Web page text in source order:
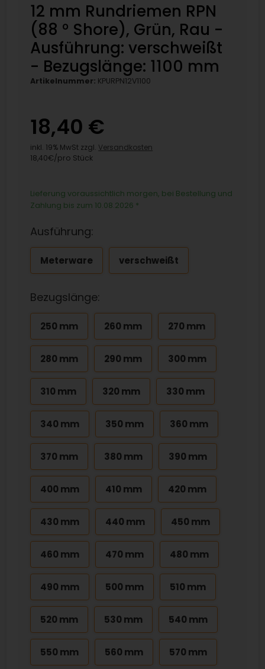
12 mm Rundriemen RPN
(88 ° Shore), Grün, Rau -
Ausführung: verschweißt
- Bezugslänge: 1100 mm
Artikelnummer: KPURPN12V1100
18,40 €
inkl. 19% MwSt zzgl. Versandkosten
18,40€/pro Stück
Lieferung voraussichtlich morgen, bei Bestellung und
Zahlung bis zum 10.08.2026 *
Ausführung:
Meterware verschweißt
Bezugslänge:
250 mm 260 mm 270 mm
280 mm 290 mm 300 mm
310 mm 320 mm 330 mm
340 mm 350 mm 360 mm
370 mm 380 mm 390 mm
400 mm 410 mm 420 mm
430 mm 440 mm 450 mm
460 mm 470 mm 480 mm
490 mm 500 mm 510 mm
520 mm 530 mm 540 mm
550 mm 560 mm 570 mm